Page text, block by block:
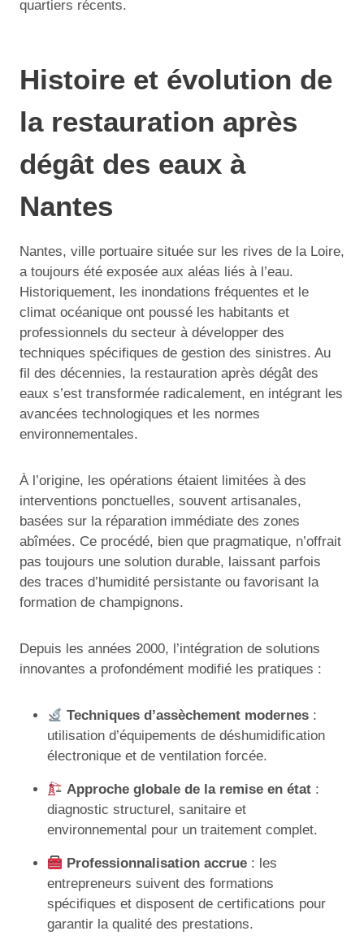
quartiers récents.
Histoire et évolution de
la restauration après
dégât des eaux à
Nantes
Nantes, ville portuaire située sur les rives de la Loire,
a toujours été exposée aux aléas liés à l’eau.
Historiquement, les inondations fréquentes et le
climat océanique ont poussé les habitants et
professionnels du secteur à développer des
techniques spécifiques de gestion des sinistres. Au
fil des décennies, la restauration après dégât des
eaux s’est transformée radicalement, en intégrant les
avancées technologiques et les normes
environnementales.
À l’origine, les opérations étaient limitées à des
interventions ponctuelles, souvent artisanales,
basées sur la réparation immédiate des zones
abîmées. Ce procédé, bien que pragmatique, n’offrait
pas toujours une solution durable, laissant parfois
des traces d’humidité persistante ou favorisant la
formation de champignons.
Depuis les années 2000, l’intégration de solutions
innovantes a profondément modifié les pratiques :
Techniques d’assèchement modernes :
utilisation d’équipements de déshumidification
électronique et de ventilation forcée.
Approche globale de la remise en état :
diagnostic structurel, sanitaire et
environnemental pour un traitement complet.
Professionnalisation accrue : les
entrepreneurs suivent des formations
spécifiques et disposent de certifications pour
garantir la qualité des prestations.